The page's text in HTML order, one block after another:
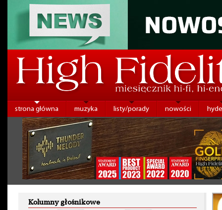
strona główna muzyka listy/porady nowości
Kolumny głośnikowe